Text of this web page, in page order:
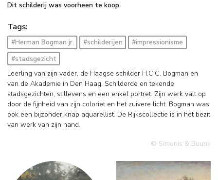
Dit schilderij was voorheen te koop.
Tags:
#Herman Bogman jr. #schilderijen
#impressionisme
#stadsgezicht
Leerling van zijn vader, de Haagse schilder H.C.C. Bogman en
van de Akademie in Den Haag. Schilderde en tekende
stadsgezichten, stillevens en een enkel portret. Zijn werk valt op
door de fijnheid van zijn coloriet en het zuivere licht. Bogman was
ook een bijzonder knap aquarellist. De Rijkscollectie is in het bezit
van werk van zijn hand.
© Simonis & Buunk